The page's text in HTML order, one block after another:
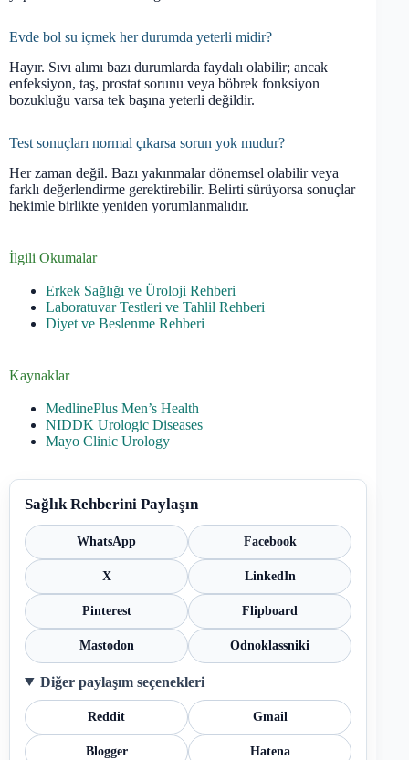
Evde bol su içmek her durumda yeterli midir?
Hayır. Sıvı alımı bazı durumlarda faydalı olabilir; ancak
enfeksiyon, taş, prostat sorunu veya böbrek fonksiyon
bozukluğu varsa tek başına yeterli değildir.
Test sonuçları normal çıkarsa sorun yok mudur?
Her zaman değil. Bazı yakınmalar dönemsel olabilir veya
farklı değerlendirme gerektirebilir. Belirti sürüyorsa sonuçlar
hekimle birlikte yeniden yorumlanmalıdır.
İlgili Okumalar
Erkek Sağlığı ve Üroloji Rehberi
Laboratuvar Testleri ve Tahlil Rehberi
Diyet ve Beslenme Rehberi
Kaynaklar
MedlinePlus Men’s Health
NIDDK Urologic Diseases
Mayo Clinic Urology
Sağlık Rehberini Paylaşın
WhatsApp Facebook
X LinkedIn
Pinterest Flipboard
Mastodon Odnoklassniki
Diğer paylaşım seçenekleri
Reddit Gmail
Blogger Hatena